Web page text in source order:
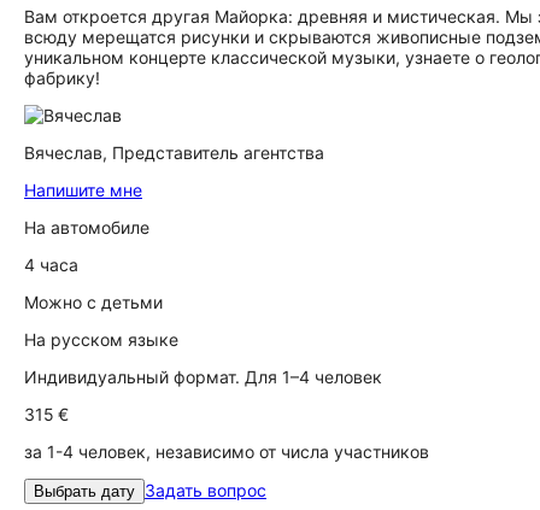
Вам откроется другая Майорка: древняя и мистическая.
всюду мерещатся рисунки и скрываются живописные
уникальном концерте классической музыки, узнаете о
фабрику!
Вячеслав, Представитель агентства
Напишите мне
На автомобиле
4 часа
Можно с детьми
На русском языке
Индивидуальный формат. Для 1–4 человек
315 €
за 1-4 человек, независимо от числа участников
Выбрать дату Задать вопрос